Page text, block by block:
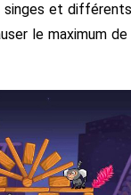
singes et
le maximum